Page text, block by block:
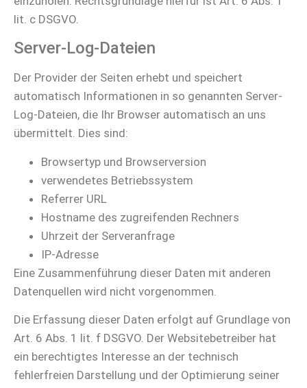
lit. c DSGVO.
Server-Log-Dateien
Der Provider der Seiten erhebt und speichert
automatisch Informationen in so genannten Server-
Log-Dateien, die Ihr Browser automatisch an uns
übermittelt. Dies sind:
Browsertyp und Browserversion
verwendetes Betriebssystem
Referrer URL
Hostname des zugreifenden Rechners
Uhrzeit der Serveranfrage
IP-Adresse
Eine Zusammenführung dieser Daten mit anderen
Datenquellen wird nicht vorgenommen.
Die Erfassung dieser Daten erfolgt auf Grundlage von
Art. 6 Abs. 1 lit. f DSGVO. Der Websitebetreiber hat
ein berechtigtes Interesse an der technisch
fehlerfreien Darstellung und der Optimierung seiner